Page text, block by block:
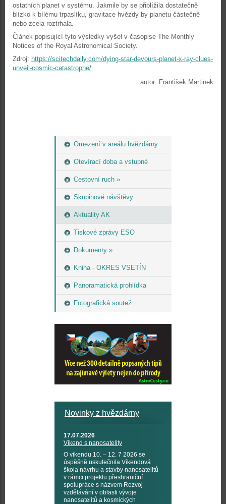
Omezení v areálu hvězdárny
Otevírací doba a vstupné
Cestovní ruch »
Skupinové návštěvy
Aktuality AK
Tiskové zprávy ESO
Dokumenty »
Kniha - OKRES VSETÍN
Panoramatická prohlídka
Fotografická soutež
Novinky z hvězdárny
17.07.2026
Víkend s nanosatelity
O víkendu 10. – 12. 7 2026 se
úspěšně uskutečnila Víkendová
škola návrhu a stavby nanosatelitů
v rámci projektu přeshraniční
spolupráce s názvem Rozvoj
vzdělávání v oblasti vývoje
nanosatelitů a kosmických
ostatních planet v systému. Jakmile by se přiblížila dostatečně
blízko k bílému trpaslíku, gravitace hvězdy by planetu částečně
nebo zcela roztrhala.
Článek popisující tyto výsledky vyšel v časopise The Monthly
Notices of the Royal Astronomical Society.
Zdroj: https://scitechdaily.com/dying-star-devours-planet-x-ray-clues-
unveil-cosmic-catastrophe/
autor: František Martinek